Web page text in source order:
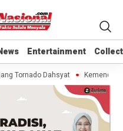
Entertainment
Entertainment
Tornado Dahsyat Kemendag